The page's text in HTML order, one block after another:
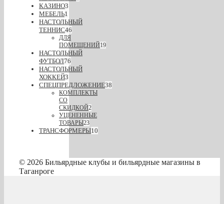
КАЗИНО3
МЕБЕЛЬ1
НАСТОЛЬНЫЙ
ТЕННИС46
ДЛЯ
ПОМЕЩЕНИЙ19
НАСТОЛЬНЫЙ
ФУТБОЛ76
НАСТОЛЬНЫЙ
ХОККЕЙ3
СПЕЦПРЕДЛОЖЕНИЕ38
КОМПЛЕКТЫ
СО
СКИДКОЙ2
УЦЕНЕННЫЕ
ТОВАРЫ23
ТРАНСФОРМЕРЫ10
© 2026 Бильярдные клубы и бильярдные магазины в
Таганроге